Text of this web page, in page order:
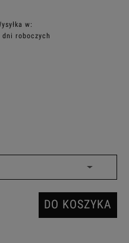
w:
dni roboczych
płatności
DO KOSZYKA